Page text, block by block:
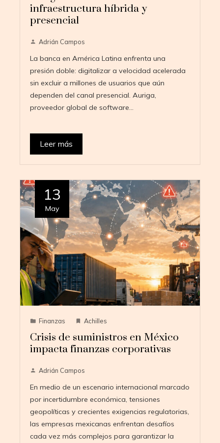
infraestructura híbrida y
presencial
Adrián Campos
La banca en América Latina enfrenta una
presión doble: digitalizar a velocidad acelerada
sin excluir a millones de usuarios que aún
dependen del canal presencial. Auriga,
proveedor global de software…
Leer más
13
May
Finanzas Achilles
Crisis de suministros en México
impacta finanzas corporativas
Adrián Campos
En medio de un escenario internacional marcado
por incertidumbre económica, tensiones
geopolíticas y crecientes exigencias regulatorias,
las empresas mexicanas enfrentan desafíos
cada vez más complejos para garantizar la